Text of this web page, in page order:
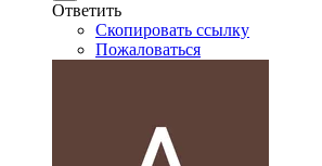
Ответить
Скопировать ссылку
Пожаловаться